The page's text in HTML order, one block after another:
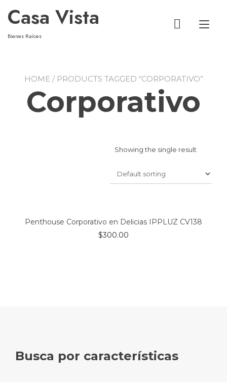
Casa Vista
Bienes Raíces
HOME/ PRODUCTS TAGGED “CORPORATIVO”
Corporativo
Showing the single result
Penthouse Corporativo en Delicias IPPLUZ CV138
$300.00
Busca por características